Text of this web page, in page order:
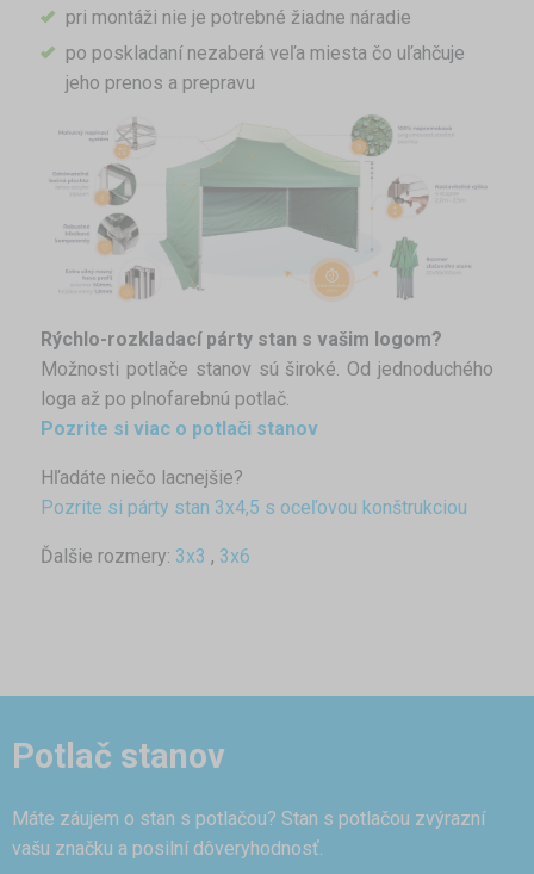
pri montáži nie je potrebné žiadne náradie
po poskladaní nezaberá veľa miesta čo uľahčuje
jeho prenos a prepravu
Rýchlo-rozkladací párty stan s vašim logom?
Možnosti potlače stanov sú široké. Od jednoduchého
loga až po plnofarebnú potlač.
Pozrite si viac o potlači stanov
Hľadáte niečo lacnejšie?
Pozrite si párty stan 3x4,5 s oceľovou konštrukciou
Ďalšie rozmery: 3x3 , 3x6
Potlač stanov
Máte záujem o stan s potlačou? Stan s potlačou zvýrazní
vašu značku a posilní dôveryhodnosť.